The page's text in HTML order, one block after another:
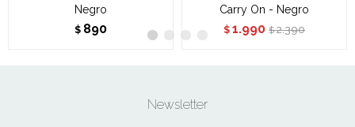
Negro
$ 890
Carry On - Negro
$ 1.990 $ 2.390
Newsletter